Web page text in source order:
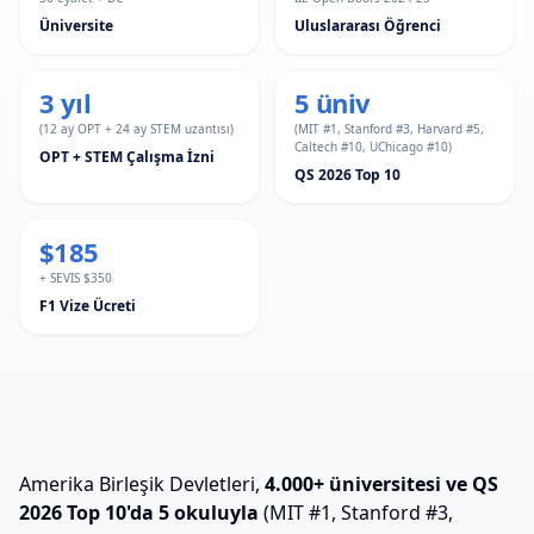
Üniversite Uluslararası Öğrenci
3 yıl
(12 ay OPT + 24 ay STEM uzantısı)
OPT + STEM Çalışma İzni
5 üniv
(MIT #1, Stanford #3, Harvard #5,
Caltech #10, UChicago #10)
QS 2026 Top 10
$185
+ SEVIS $350
F1 Vize Ücreti
Amerika Birleşik Devletleri, 4.000+ üniversitesi ve QS
2026 Top 10'da 5 okuluyla (MIT #1, Stanford #3,